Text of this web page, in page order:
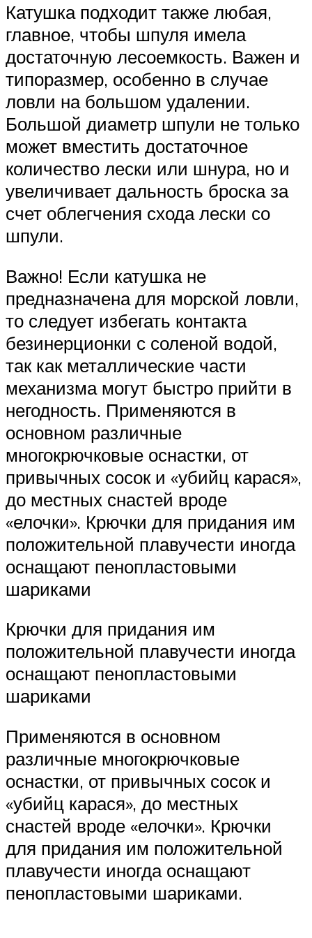
Катушка подходит также любая,
главное, чтобы шпуля имела
достаточную лесоемкость. Важен и
типоразмер, особенно в случае
ловли на большом удалении.
Большой диаметр шпули не только
может вместить достаточное
количество лески или шнура, но и
увеличивает дальность броска за
счет облегчения схода лески со
шпули.
Важно! Если катушка не
предназначена для морской ловли,
то следует избегать контакта
безинерционки с соленой водой,
так как металлические части
механизма могут быстро прийти в
негодность. Применяются в
основном различные
многокрючковые оснастки, от
привычных сосок и «убийц карася»,
до местных снастей вроде
«елочки». Крючки для придания им
положительной плавучести иногда
оснащают пенопластовыми
шариками
Крючки для придания им
положительной плавучести иногда
оснащают пенопластовыми
шариками
Применяются в основном
различные многокрючковые
оснастки, от привычных сосок и
«убийц карася», до местных
снастей вроде «елочки». Крючки
для придания им положительной
плавучести иногда оснащают
пенопластовыми шариками.